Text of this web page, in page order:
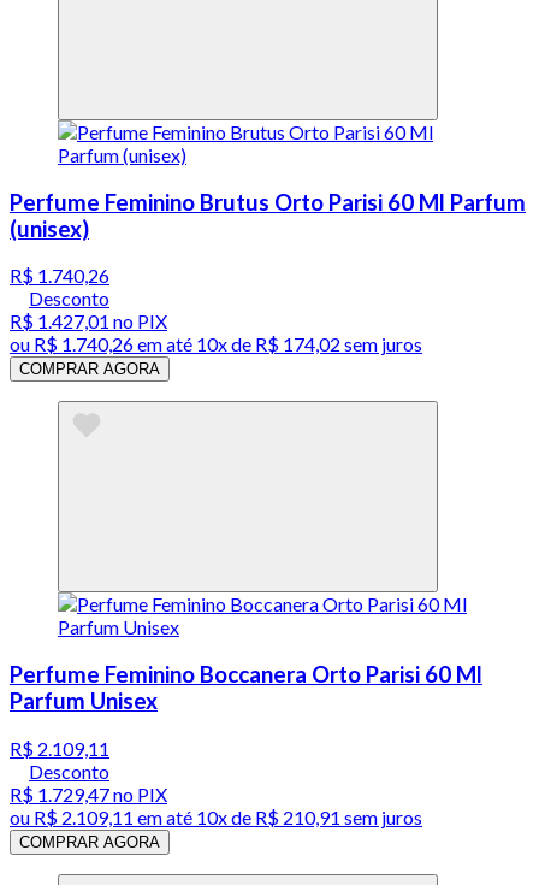
Perfume Feminino Brutus Orto Parisi 60 Ml Parfum
(unisex)
R$ 1.740,26
Desconto
R$ 1.427,01 no PIX
ou R$ 1.740,26em até 10x de R$ 174,02 sem juros
COMPRAR AGORA
Perfume Feminino Boccanera Orto Parisi 60 Ml
Parfum Unisex
R$ 2.109,11
Desconto
R$ 1.729,47no PIX
ou R$ 2.109,11 em até 10x de R$ 210,91 sem juros
COMPRAR AGORA